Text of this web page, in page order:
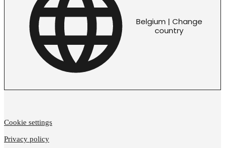
Belgium | Change
country
Cookie settings
Privacy policy